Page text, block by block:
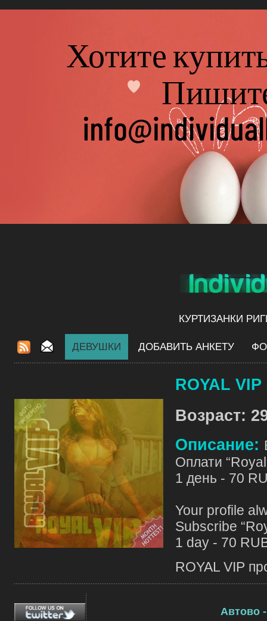
КУРТИЗАНКИ
ДЕВУШКИ ДОБАВИТЬ АНКЕТУ
ROYAL
Возраст:
Описание:
Оплати
1 день - 70
Your profile
Subscribe
1 day - 70
ROYAL VIP
Автово